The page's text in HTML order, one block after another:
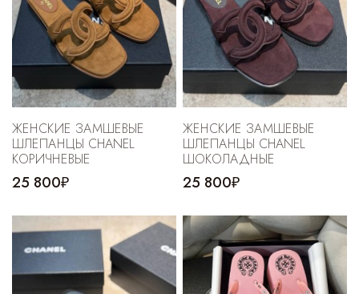
ЖЕНСКИЕ ЗАМШЕВЫЕ
ШЛЕПАНЦЫ CHANEL
КОРИЧНЕВЫЕ
25 800₽
ЖЕНСКИЕ ЗАМШЕВЫЕ
ШЛЕПАНЦЫ CHANEL
ШОКОЛАДНЫЕ
25 800₽